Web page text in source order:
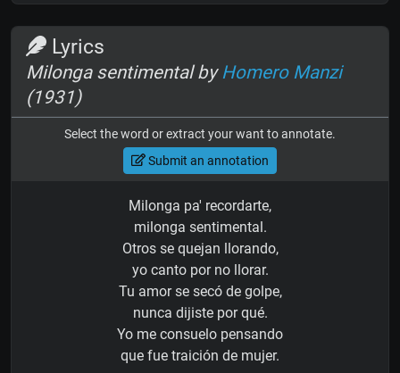
Lyrics
Milonga sentimental byHomero Manzi
(1931)
Select the word or extract your want to annotate.
Submit an annotation
Milonga pa' recordarte,
milonga sentimental.
Otros se quejan llorando,
yo canto por no llorar.
Tu amor se secó de golpe,
nunca dijiste por qué.
Yo me consuelo pensando
que fue traición de mujer.